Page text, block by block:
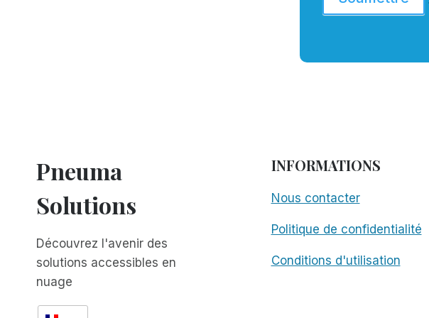
Pneuma
Solutions
Découvrez l'avenir des
solutions accessibles en
nuage
INFORMATIONS
Nous contacter
Politique de confidentialité
Conditions d'utilisation